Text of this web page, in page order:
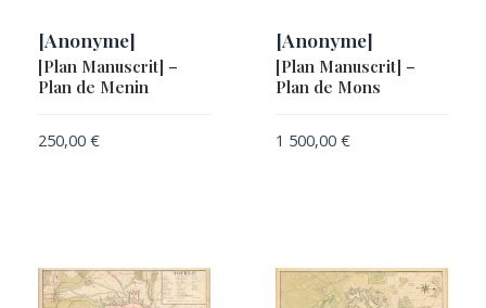
[Anonyme]
[Plan Manuscrit] –
Plan de Menin
250,00 €
[Anonyme]
[Plan Manuscrit] –
Plan de Mons
1 500,00 €